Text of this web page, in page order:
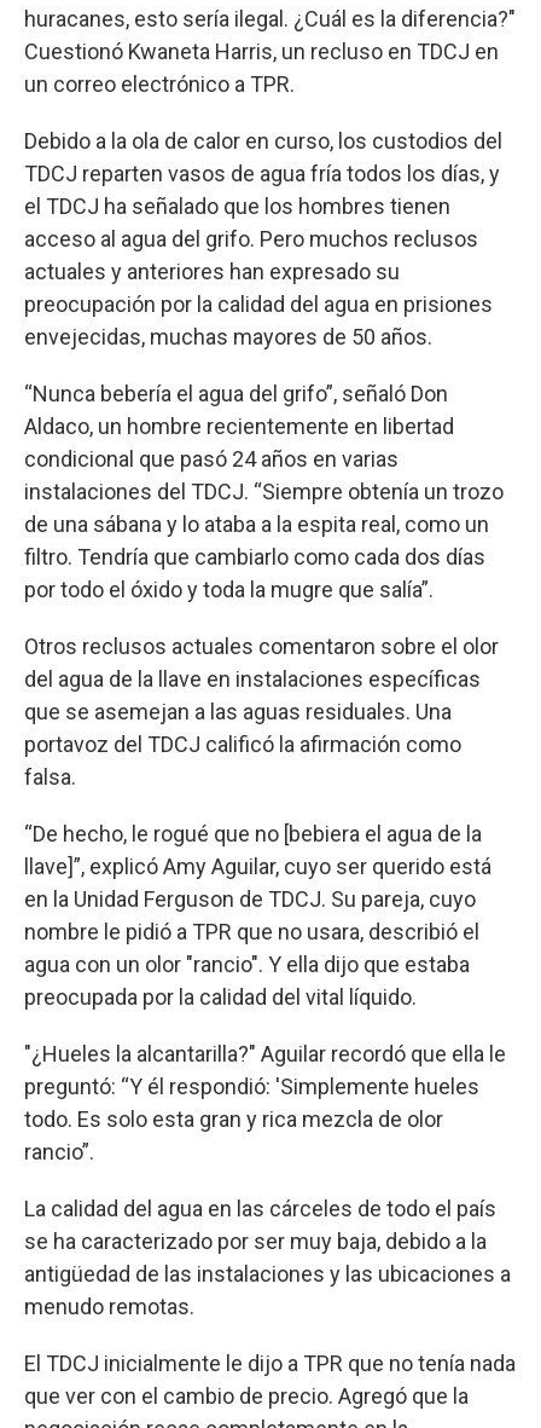
huracanes, esto sería ilegal. ¿Cuál es la diferencia?"
Cuestionó Kwaneta Harris, un recluso en TDCJ en
un correo electrónico a TPR.
Debido a la ola de calor en curso, los custodios del
TDCJ reparten vasos de agua fría todos los días, y
el TDCJ ha señalado que los hombres tienen
acceso al agua del grifo. Pero muchos reclusos
actuales y anteriores han expresado su
preocupación por la calidad del agua en prisiones
envejecidas, muchas mayores de 50 años.
“Nunca bebería el agua del grifo”, señaló Don
Aldaco, un hombre recientemente en libertad
condicional que pasó 24 años en varias
instalaciones del TDCJ. “Siempre obtenía un trozo
de una sábana y lo ataba a la espita real, como un
filtro. Tendría que cambiarlo como cada dos días
por todo el óxido y toda la mugre que salía”.
Otros reclusos actuales comentaron sobre el olor
del agua de la llave en instalaciones específicas
que se asemejan a las aguas residuales. Una
portavoz del TDCJ calificó la afirmación como
falsa.
“De hecho, le rogué que no [bebiera el agua de la
llave]”, explicó Amy Aguilar, cuyo ser querido está
en la Unidad Ferguson de TDCJ. Su pareja, cuyo
nombre le pidió a TPR que no usara, describió el
agua con un olor "rancio". Y ella dijo que estaba
preocupada por la calidad del vital líquido.
"¿Hueles la alcantarilla?" Aguilar recordó que ella le
preguntó: “Y él respondió: 'Simplemente hueles
todo. Es solo esta gran y rica mezcla de olor
rancio”.
La calidad del agua en las cárceles de todo el país
se ha caracterizado por ser muy baja, debido a la
antigüedad de las instalaciones y las ubicaciones a
menudo remotas.
El TDCJ inicialmente le dijo a TPR que no tenía nada
que ver con el cambio de precio. Agregó que la